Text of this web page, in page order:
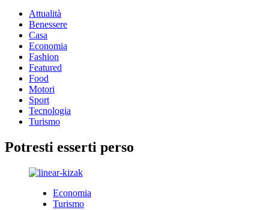
Attualità
Benessere
Casa
Economia
Fashion
Featured
Food
Motori
Sport
Tecnologia
Turismo
Potresti esserti perso
Economia
Turismo